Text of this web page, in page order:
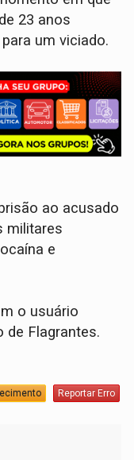
23 anos
um viciado.
ao acusado
militares
e
o usuário
de Flagrantes.
Reportar Erro